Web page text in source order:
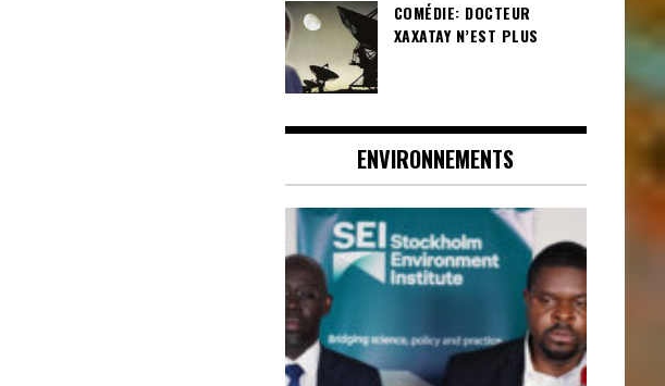
COMÉDIE: DOCTEUR
XAXATAY N’EST PLUS
ENVIRONNEMENTS